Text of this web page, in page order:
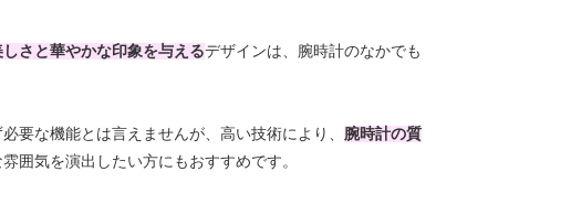
さと華やかな印象を与えるデザインは、腕時計のなかでも
要な機能とは言えませんが、 高い技術により、 腕時計の質
囲気を演出したい方にもおすすめです。